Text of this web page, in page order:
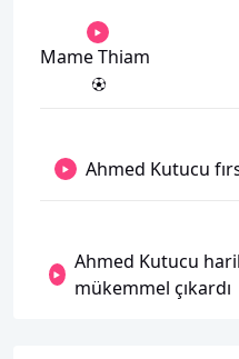
Mame Thiam
Ahmed Kutucu
Ahmed Kutucu
mükemmel çıkardı